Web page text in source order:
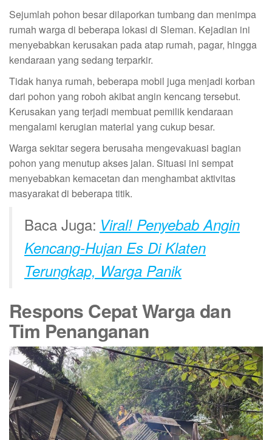
Sejumlah pohon besar dilaporkan tumbang dan menimpa
rumah warga di beberapa lokasi di Sleman. Kejadian ini
menyebabkan kerusakan pada atap rumah, pagar, hingga
kendaraan yang sedang terparkir.
Tidak hanya rumah, beberapa mobil juga menjadi korban
dari pohon yang roboh akibat angin kencang tersebut.
Kerusakan yang terjadi membuat pemilik kendaraan
mengalami kerugian material yang cukup besar.
Warga sekitar segera berusaha mengevakuasi bagian
pohon yang menutup akses jalan. Situasi ini sempat
menyebabkan kemacetan dan menghambat aktivitas
masyarakat di beberapa titik.
Baca Juga: Viral! Penyebab Angin
Kencang-Hujan Es Di Klaten
Terungkap, Warga Panik
Respons Cepat Warga dan
Tim Penanganan